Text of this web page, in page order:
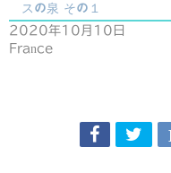
スの泉 その１
2020年10月10日
France